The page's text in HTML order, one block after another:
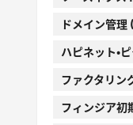
ドメイン管理
ハピネット・
ファクタリン
フィンジア初